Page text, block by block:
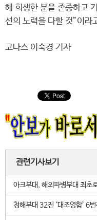
해 희생한 분을 존중하고
선의 노력을 다할 것”이
코나스 이숙경 기자
관련기사보기
아크부대, 해외파병부대 최초
청해부대 32진 ‘대조영함’ 6